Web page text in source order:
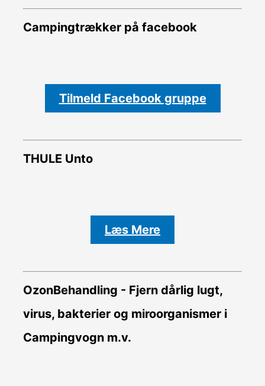
Campingtrækker på facebook
Tilmeld Facebook gruppe
THULE Unto
Læs Mere
OzonBehandling - Fjern dårlig lugt,
virus, bakterier og miroorganismer i
Campingvogn m.v.